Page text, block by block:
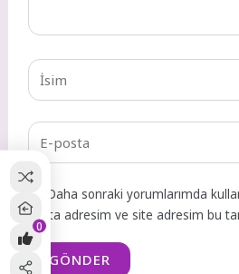
Daha sonraki yorumlarımda
posta adresim ve site adresim bu
GÖNDER
0